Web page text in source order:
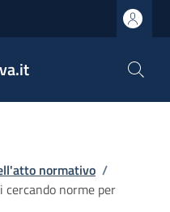
normativo /
cercando norme per